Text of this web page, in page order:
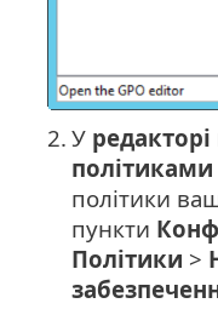
2. У
політиками
політики
пункти
Політики >